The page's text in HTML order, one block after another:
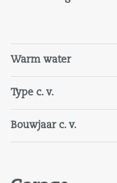
Warm water
Type c. v.
Bouwjaar c. v.